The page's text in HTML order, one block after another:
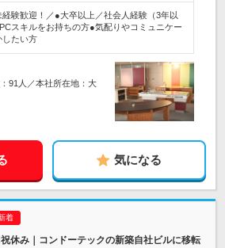
経験歓迎！／●大卒以上／社会人経験（3年以
スキルをお持ちの方●気配りやコミュニケー
したい方
91人／本社所在地：大
気になる
休み｜コンドーテックの新築自社ビルに移転